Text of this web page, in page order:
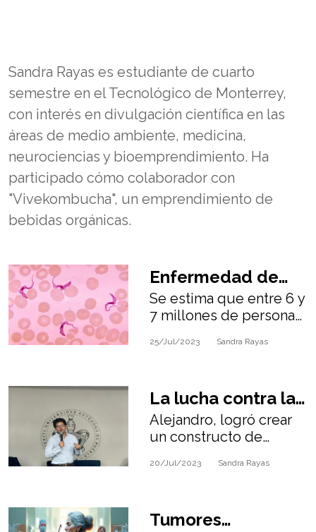
Sandra Rayas es estudiante de cuarto
semestre en el Tecnológico de Monterrey,
con interés en divulgación científica en las
áreas de medio ambiente, medicina,
neurociencias y bioemprendimiento. Ha
participado cómo colaborador con
"Vivekombucha", un emprendimiento de
bebidas orgánicas.
Enfermedad de
Chagas: enemigo
oculto.
Se estima que entre 6 y
7 millones de personas
de Chagas, la mayoría
25/Jul/2023 Sandra Rayas
La lucha contra la
enfermedad de
Alejandro, logró crear
un constructo de
podría servir como una
20/Jul/2023 Sandra Rayas
Tumores